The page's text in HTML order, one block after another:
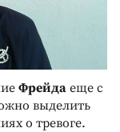
Фрейда еще с
выделить
о тревоге.